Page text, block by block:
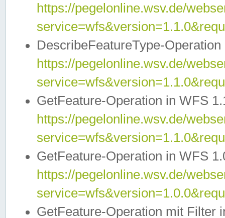
https://pegelonline.wsv.de/
DescribeFeatureType-
https://pegelonline.wsv.de/
GetFeature-Operation in WFS
https://pegelonline.wsv.de/
GetFeature-Operation in WFS
https://pegelonline.wsv.de/
GetFeature-Operation mit Filter